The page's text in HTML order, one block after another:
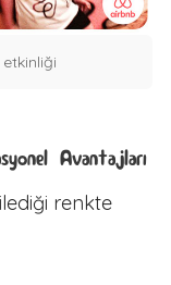
Avantajları
renkte